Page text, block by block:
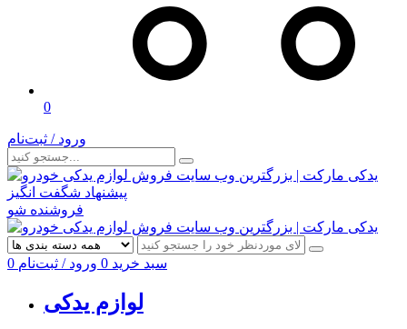
0
ورود / ثبت‌نام
پیشنهاد شگفت انگیز
فروشنده شو
0 سبد خرید 0 ورود / ثبت‌نام
لوازم یدکی